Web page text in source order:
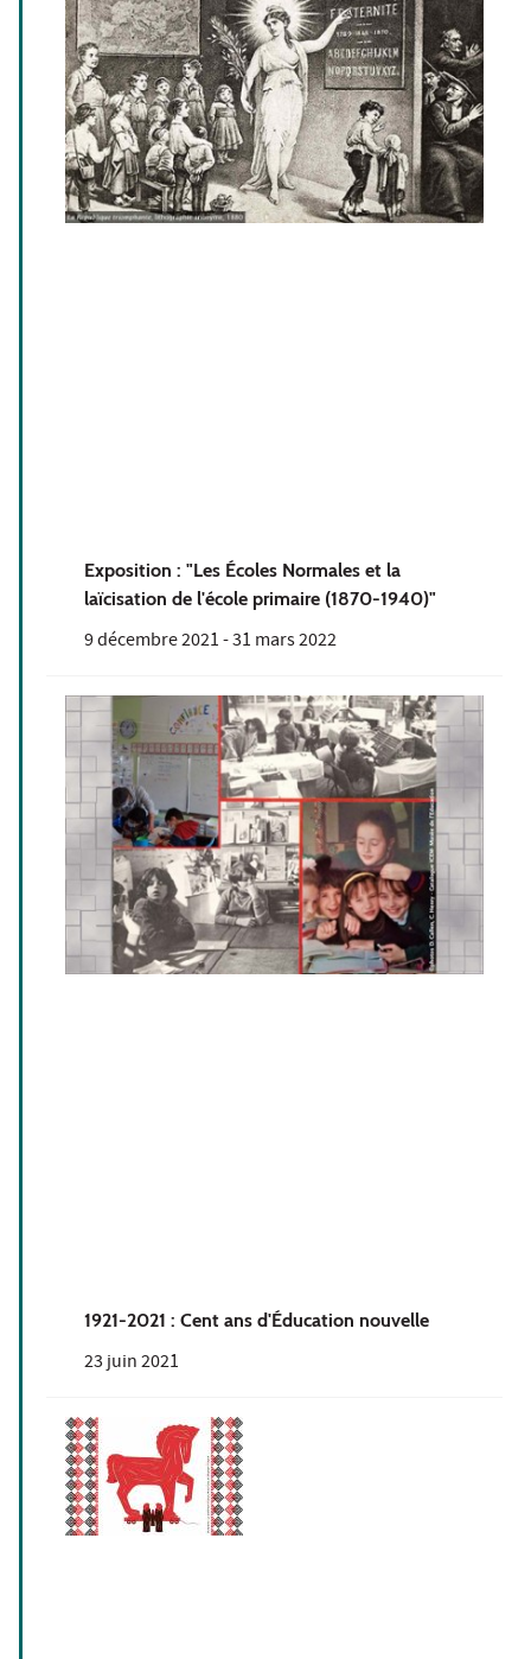
Exposition : "Les Écoles Normales et la
laïcisation de l'école primaire (1870-1940)"
9 décembre 2021-31 mars 2022
1921-2021 : Cent ans d'Éducation nouvelle
23 juin 2021